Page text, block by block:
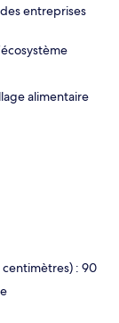
entreprises
alimentaire
centimètres) : 90